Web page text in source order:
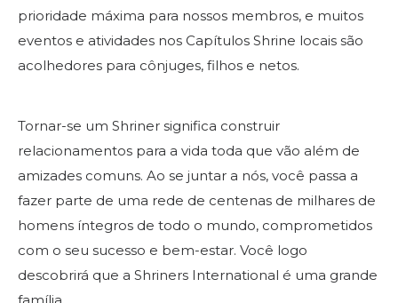
prioridade máxima para nossos membros, e muitos
eventos e atividades nos Capítulos Shrine locais são
acolhedores para cônjuges, filhos e netos.
Tornar-se um Shriner significa construir
relacionamentos para a vida toda que vão além de
amizades comuns. Ao se juntar a nós, você passa a
fazer parte de uma rede de centenas de milhares de
homens íntegros de todo o mundo, comprometidos
com o seu sucesso e bem-estar. Você logo
descobrirá que a Shriners International é uma grande
família.